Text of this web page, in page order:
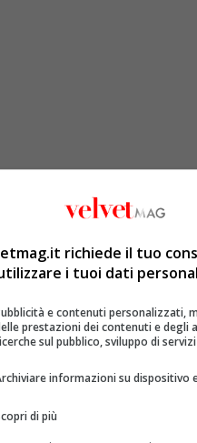
del 25 Aprile in
buona partedelPaesenon
25 Aprile. Con laguerra
su cui si fonda la
richiede il tuo
i tuoi dati
e contenuti personalizzati,
prestazioni dei contenuti e degli
sul pubblico, sviluppo di servizi
informazioni su dispositivo
di più